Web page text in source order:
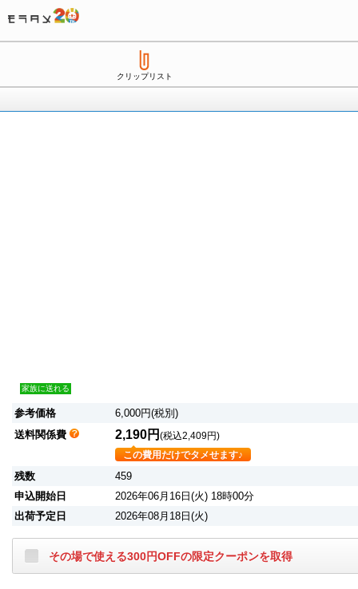
クリップリスト
家族に送れる
参考価格
6,000円(税別)
送料関係費
2,190円 (税込2,409円)
この費用だけでタメせます♪
残数
459
申込開始日
2026年06月16日(火) 18時00分
出荷予定日
2026年08月18日(火)
その場で使える300円OFFの限定クーポンを取得